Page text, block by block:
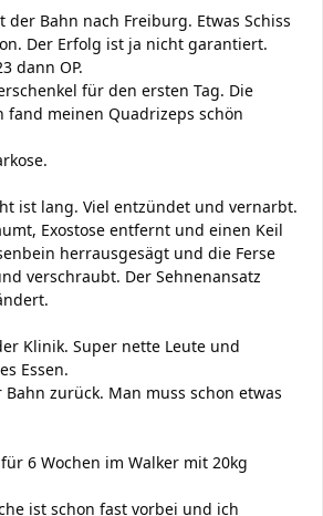
der Bahn nach Freiburg. Etwas Schiss
Der Erfolg ist ja nicht garantiert.
dann OP.
für den ersten Tag. Die
fand meinen Quadrizeps schön
ist lang. Viel entzündet und vernarbt.
Exostose entfernt und einen Keil
herrausgesägt und die Ferse
verschraubt. Der Sehnenansatz
Klinik. Super nette Leute und
Essen.
zurück. Man muss schon etwas
6 Wochen im Walker mit 20kg
ist schon fast vorbei und ich